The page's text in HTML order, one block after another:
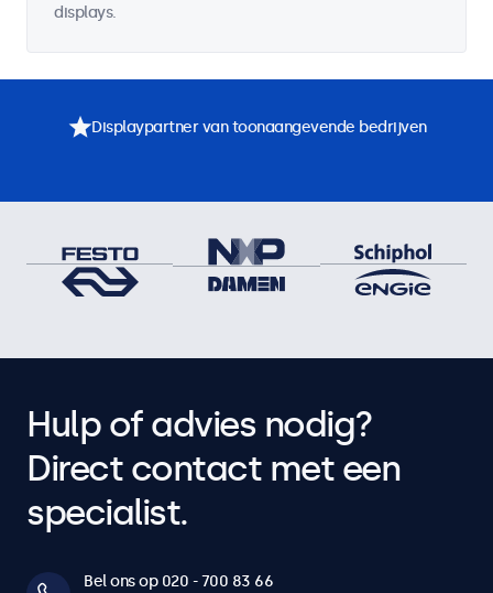
displays.
Displaypartner van toonaangevende bedrijven
Hulp of advies nodig?
Direct contact met een
specialist.
Bel ons op 020 - 700 83 66